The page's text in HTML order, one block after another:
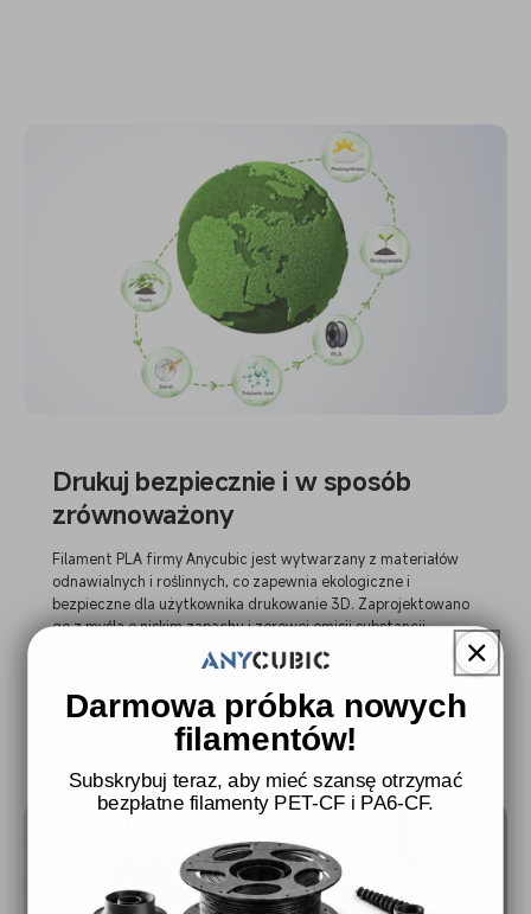
Drukuj bezpiecznie i w sposób
zrównoważony
Filament PLA firmy Anycubic jest wytwarzany z materiałów
odnawialnych i roślinnych, co zapewnia ekologiczne i
bezpieczne dla użytkownika drukowanie 3D. Zaprojektowano
go z myślą o niskim zapachu i zerowej emisji substancji
Darmowa próbka nowych
filamentów!
Subskrybuj teraz, aby mieć szansę otrzymać
bezpłatne filamenty PET-CF i PA6-CF.